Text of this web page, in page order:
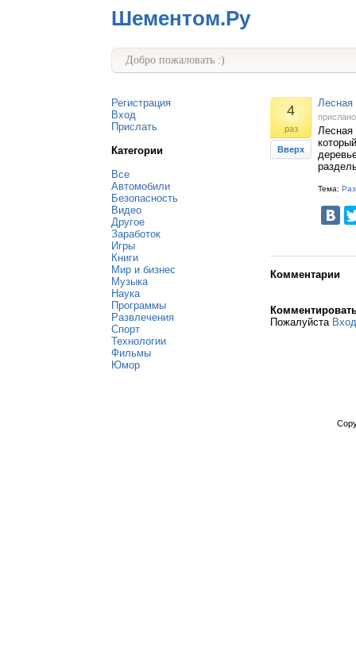
Шементом.Ру
Добро пожаловать :)
Регистрация
Вход
Прислать
Категории
Все
Автомобили
Безопасность
Видео
Другое
Заработок
Игры
Книги
Мир и бизнес
Музыка
Наука
Программы
Развлечения
Спорт
Технологии
Фильмы
Юмор
4
раз
Вверх
Лесная
Лесная
Тема:
Комментарии
Пожалуйста Вход